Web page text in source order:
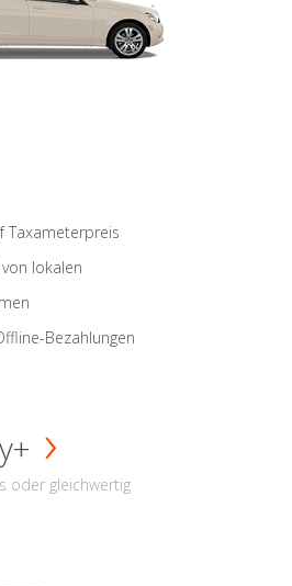
Taxameterpreis
lokalen
Bezahlungen
oder gleichwertig